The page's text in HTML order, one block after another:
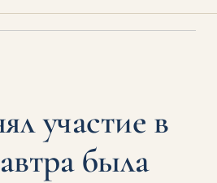
участие в
была